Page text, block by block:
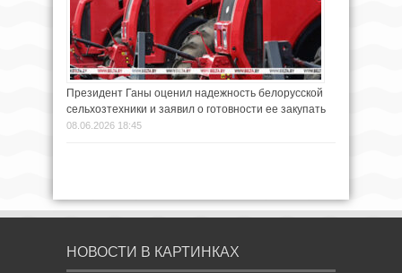
Президент Ганы оценил надежность белорусской
сельхозтехники и заявил о готовности ее закупать
08.06.2026 18:45
НОВОСТИ В КАРТИНКАХ